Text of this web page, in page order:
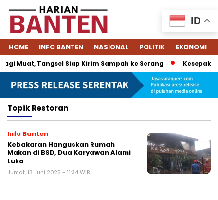
HOME INFO BANTEN NASIONAL POLITIK EKONOMI
Muat, Tangsel Siap Kirim Sampah ke Serang
TopikRestoran
Info Banten
Kebakaran Hanguskan Rumah
Makan di BSD, Dua Karyawan Alami
Luka
Jumat, 13 Juni 2025 - 11:34 WIB
ID